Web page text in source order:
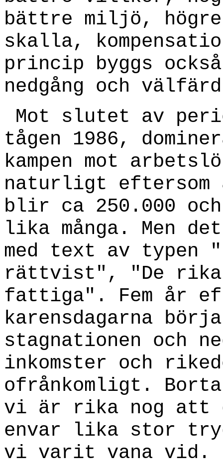
bättre miljö, högre
skalla,
princip byggs också
nedgång och
Mot slutet av
tågen 1986,
kampen mot
naturligt eftersom
blir ca 250.000
lika många. Men
med text av typen
rättvist", "De rika
fattiga". Fem år
karensdagarna
stagnationen och
inkomster och
ofrånkomligt.
vi är rika nog att
envar lika stor
vi varit vana vid.